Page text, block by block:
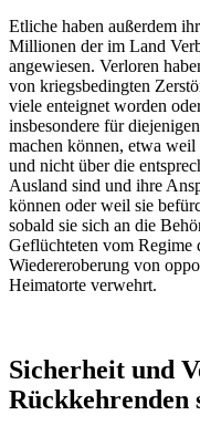
Etliche haben außerdem
Millionen der im Land
angewiesen. Verloren
von kriegsbedingten
viele enteignet worden
insbesondere für
machen können, etwa
und nicht über die
Ausland sind und ihre
können oder weil sie
sobald sie sich an die
Geflüchteten vom
Wiedereroberung von
Heimatorte verwehrt.
Sicherheit und
Rückkehrenden